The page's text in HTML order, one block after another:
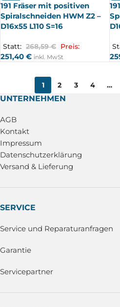
191 Fräser mit positiven
Spiralschneiden HWM Z2 –
D16x55 L110 S=16
Statt: 268,59€ Preis:
251,40 € inkl. MwSt
1 2 3 4 …
UNTERNEHMEN
AGB
Kontakt
Impressum
Datenschutzerklärung
Versand & Lieferung
SERVICE
Service und Reparaturanfragen
Garantie
Servicepartner